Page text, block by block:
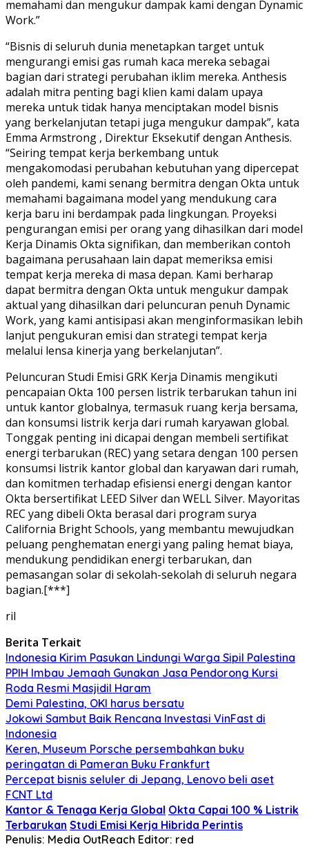
memahami dan mengukur dampak kami dengan Dynamic
Work.”
“Bisnis di seluruh dunia menetapkan target untuk
mengurangi emisi gas rumah kaca mereka sebagai
bagian dari strategi perubahan iklim mereka. Anthesis
adalah mitra penting bagi klien kami dalam upaya
mereka untuk tidak hanya menciptakan model bisnis
yang berkelanjutan tetapi juga mengukur dampak”, kata
Emma Armstrong , Direktur Eksekutif dengan Anthesis.
“Seiring tempat kerja berkembang untuk
mengakomodasi perubahan kebutuhan yang dipercepat
oleh pandemi, kami senang bermitra dengan Okta untuk
memahami bagaimana model yang mendukung cara
kerja baru ini berdampak pada lingkungan. Proyeksi
pengurangan emisi per orang yang dihasilkan dari model
Kerja Dinamis Okta signifikan, dan memberikan contoh
bagaimana perusahaan lain dapat memeriksa emisi
tempat kerja mereka di masa depan. Kami berharap
dapat bermitra dengan Okta untuk mengukur dampak
aktual yang dihasilkan dari peluncuran penuh Dynamic
Work, yang kami antisipasi akan menginformasikan lebih
lanjut pengukuran emisi dan strategi tempat kerja
melalui lensa kinerja yang berkelanjutan”.
Peluncuran Studi Emisi GRK Kerja Dinamis mengikuti
pencapaian Okta 100 persen listrik terbarukan tahun ini
untuk kantor globalnya, termasuk ruang kerja bersama,
dan konsumsi listrik kerja dari rumah karyawan global.
Tonggak penting ini dicapai dengan membeli sertifikat
energi terbarukan (REC) yang setara dengan 100 persen
konsumsi listrik kantor global dan karyawan dari rumah,
dan komitmen terhadap efisiensi energi dengan kantor
Okta bersertifikat LEED Silver dan WELL Silver. Mayoritas
REC yang dibeli Okta berasal dari program surya
California Bright Schools, yang membantu mewujudkan
peluang penghematan energi yang paling hemat biaya,
mendukung pendidikan energi terbarukan, dan
pemasangan solar di sekolah-sekolah di seluruh negara
bagian.[***]
ril
Berita Terkait
Indonesia Kirim Pasukan Lindungi Warga Sipil Palestina
PPIH Imbau Jemaah Gunakan Jasa Pendorong Kursi
Roda Resmi Masjidil Haram
Demi Palestina, OKI harus bersatu
Jokowi Sambut Baik Rencana Investasi VinFast di
Indonesia
Keren, Museum Porsche persembahkan buku
peringatan di Pameran Buku Frankfurt
Percepat bisnis seluler di Jepang, Lenovo beli aset
FCNT Ltd
Kantor & Tenaga Kerja Global Okta Capai 100 % Listrik
Terbarukan Studi Emisi Kerja Hibrida Perintis
Penulis: Media OutReach Editor: red